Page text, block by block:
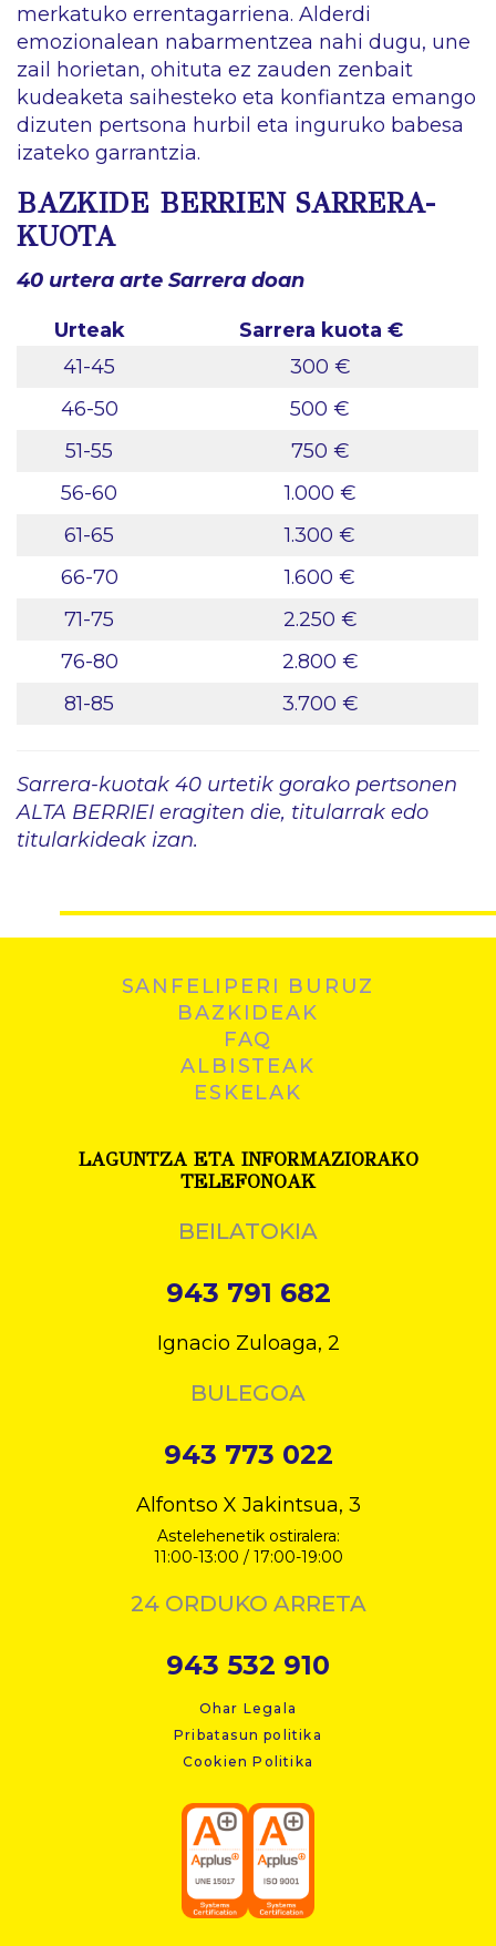
merkatuko errentagarriena. Alderdi
emozionalean nabarmentzea nahi dugu, une
zail horietan, ohituta ez zauden zenbait
kudeaketa saihesteko eta konfiantza emango
dizuten pertsona hurbil eta inguruko babesa
izateko garrantzia.
BAZKIDE BERRIEN SARRERA-
KUOTA
40 urtera arte Sarrera doan
Urteak Sarrera kuota €
41-45
300 €
46-50
500 €
51-55
750 €
56-60
1.000 €
61-65
1.300 €
66-70
1.600 €
71-75
2.250 €
76-80
2.800 €
81-85
3.700 €
Sarrera-kuotak 40 urtetik gorako pertsonen
ALTA BERRIEI eragiten die, titularrak edo
titularkideak izan.
SANFELIPERI BURUZ
BAZKIDEAK
FAQ
ALBISTEAK
ESKELAK
LAGUNTZA ETA INFORMAZIORAKO
TELEFONOAK
BEILATOKIA
943 791 682
Ignacio Zuloaga, 2
BULEGOA
943 773 022
Alfontso X Jakintsua, 3
Astelehenetik ostiralera:
11:00-13:00 / 17:00-19:00
24 ORDUKO ARRETA
943 532 910
Ohar Legala
Pribatasun politika
Cookien Politika